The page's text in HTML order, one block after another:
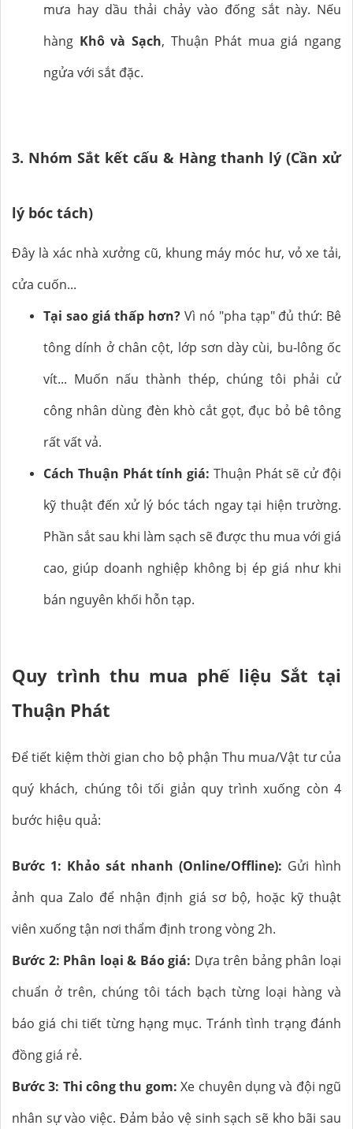
mưa hay dầu thải chảy vào đống sắt này. Nếu
hàng Khô và Sạch, Thuận Phát mua giá ngang
ngửa với sắt đặc.
3. Nhóm Sắt kết cấu & Hàng thanh lý (Cần xử
lý bóc tách)
Đây là xác nhà xưởng cũ, khung máy móc hư, vỏ xe tải,
cửa cuốn...
Tại sao giá thấp hơn? Vì nó "pha tạp" đủ thứ: Bê
tông dính ở chân cột, lớp sơn dày cùi, bu-lông ốc
vít... Muốn nấu thành thép, chúng tôi phải cử
công nhân dùng đèn khò cắt gọt, đục bỏ bê tông
rất vất vả.
Cách Thuận Phát tính giá: Thuận Phát sẽ cử đội
kỹ thuật đến xử lý bóc tách ngay tại hiện trường.
Phần sắt sau khi làm sạch sẽ được thu mua với giá
cao, giúp doanh nghiệp không bị ép giá như khi
bán nguyên khối hỗn tạp.
Quy trình thu mua phế liệu Sắt tại
Thuận Phát
Để tiết kiệm thời gian cho bộ phận Thu mua/Vật tư của
quý khách, chúng tôi tối giản quy trình xuống còn 4
bước hiệu quả:
Bước 1: Khảo sát nhanh (Online/Offline): Gửi hình
ảnh qua Zalo để nhận định giá sơ bộ, hoặc kỹ thuật
viên xuống tận nơi thẩm định trong vòng 2h.
Bước 2: Phân loại & Báo giá: Dựa trên bảng phân loại
chuẩn ở trên, chúng tôi tách bạch từng loại hàng và
báo giá chi tiết từng hạng mục. Tránh tình trạng đánh
đồng giá rẻ.
Bước 3: Thi công thu gom: Xe chuyên dụng và đội ngũ
nhân sự vào việc. Đảm bảo vệ sinh sạch sẽ kho bãi sau